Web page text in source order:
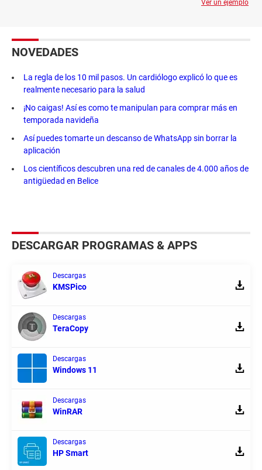
Ver un ejemplo
NOVEDADES
La regla de los 10 mil pasos. Un cardiólogo explicó lo que es
realmente necesario para la salud
¡No caigas! Así es como te manipulan para comprar más en
temporada navideña
Así puedes tomarte un descanso de WhatsApp sin borrar la
aplicación
Los científicos descubren una red de canales de 4.000 años de
antigüedad en Belice
DESCARGAR PROGRAMAS & APPS
Descargas
KMSPico
Descargas
TeraCopy
Descargas
Windows 11
Descargas
WinRAR
Descargas
HP Smart